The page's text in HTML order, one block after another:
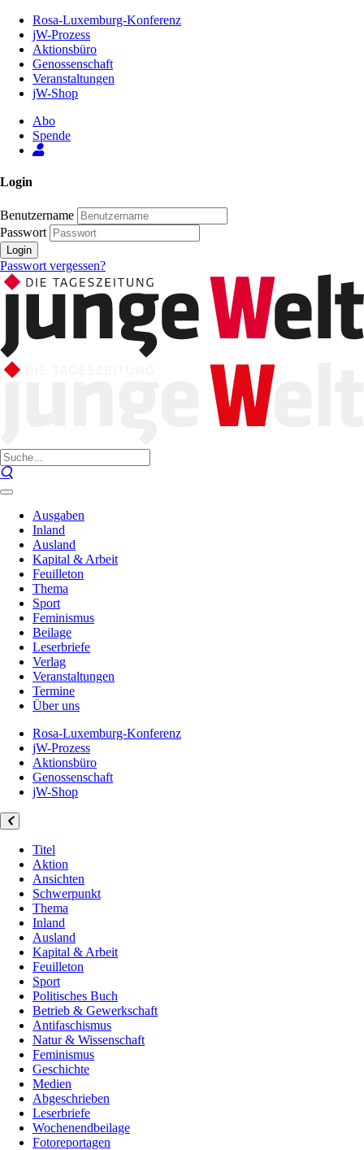
Inhalt
Seite
Rosa-Luxemburg-Konferenz
jW-Prozess
Aktionsbüro
Genossenschaft
Veranstaltungen
jW-Shop
Abo
Spende
Login
Benutzername
Passwort
Login
Passwort vergessen?
Ausgaben
Inland
Ausland
Kapital & Arbeit
Feuilleton
Thema
Sport
Feminismus
Beilage
Leserbriefe
Verlag
Veranstaltungen
Termine
Über uns
Rosa-Luxemburg-Konferenz
jW-Prozess
Aktionsbüro
Genossenschaft
jW-Shop
Titel
Aktion
Ansichten
Schwerpunkt
Thema
Inland
Ausland
Kapital & Arbeit
Feuilleton
Sport
Politisches Buch
Betrieb & Gewerkschaft
Antifaschismus
Natur & Wissenschaft
Feminismus
Geschichte
Medien
Abgeschrieben
Leserbriefe
Wochenendbeilage
Fotoreportagen